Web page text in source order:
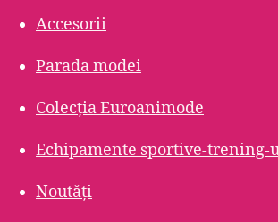
Accesorii
Parada modei
Colecția Euroanimode
Echipamente sportive-trening-
Noutăți